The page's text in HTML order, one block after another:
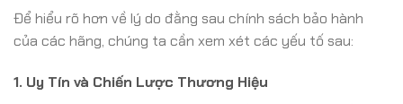
Để hiểu rõ hơn về lý do đằng sau chính sách bảo hành
của các hãng, chúng ta cần xem xét các yếu tố sau:
1. Uy Tín và Chiến Lược Thương Hiệu